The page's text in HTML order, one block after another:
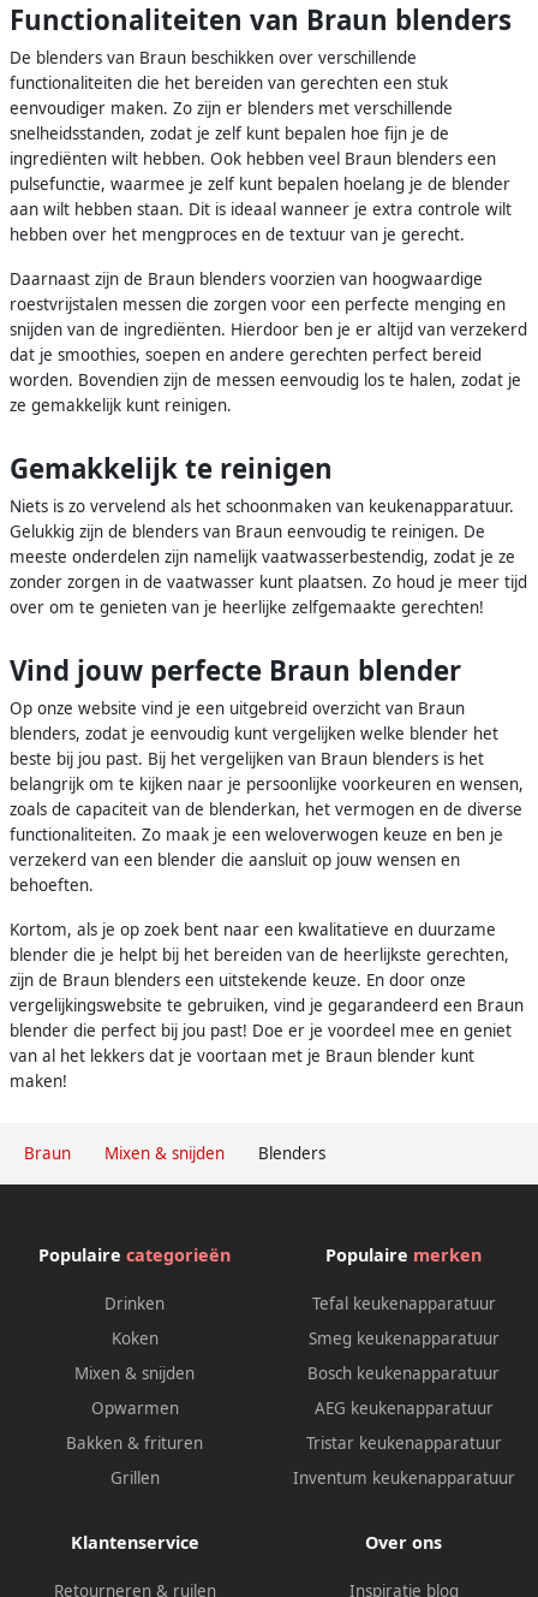
Braun Mixen & snijden Blenders
Functionaliteiten van Braun blenders
De blenders van Braun beschikken over verschillende
functionaliteiten die het bereiden van gerechten een stuk
eenvoudiger maken. Zo zijn er blenders met verschillende
snelheidsstanden, zodat je zelf kunt bepalen hoe fijn je de
ingrediënten wilt hebben. Ook hebben veel Braun blenders een
pulsefunctie, waarmee je zelf kunt bepalen hoelang je de blender
aan wilt hebben staan. Dit is ideaal wanneer je extra controle wilt
hebben over het mengproces en de textuur van je gerecht.
Daarnaast zijn de Braun blenders voorzien van hoogwaardige
roestvrijstalen messen die zorgen voor een perfecte menging en
snijden van de ingrediënten. Hierdoor ben je er altijd van verzekerd
dat je smoothies, soepen en andere gerechten perfect bereid
worden. Bovendien zijn de messen eenvoudig los te halen, zodat je
ze gemakkelijk kunt reinigen.
Gemakkelijk te reinigen
Niets is zo vervelend als het schoonmaken van keukenapparatuur.
Gelukkig zijn de blenders van Braun eenvoudig te reinigen. De
meeste onderdelen zijn namelijk vaatwasserbestendig, zodat je ze
zonder zorgen in de vaatwasser kunt plaatsen. Zo houd je meer tijd
over om te genieten van je heerlijke zelfgemaakte gerechten!
Vind jouw perfecte Braun blender
Op onze website vind je een uitgebreid overzicht van Braun
blenders, zodat je eenvoudig kunt vergelijken welke blender het
beste bij jou past. Bij het vergelijken van Braun blenders is het
belangrijk om te kijken naar je persoonlijke voorkeuren en wensen,
zoals de capaciteit van de blenderkan, het vermogen en de diverse
functionaliteiten. Zo maak je een weloverwogen keuze en ben je
verzekerd van een blender die aansluit op jouw wensen en
behoeften.
Kortom, als je op zoek bent naar een kwalitatieve en duurzame
blender die je helpt bij het bereiden van de heerlijkste gerechten,
zijn de Braun blenders een uitstekende keuze. En door onze
vergelijkingswebsite te gebruiken, vind je gegarandeerd een Braun
blender die perfect bij jou past! Doe er je voordeel mee en geniet
van al het lekkers dat je voortaan met je Braun blender kunt
maken!
Populaire categorieën
Drinken
Koken
Mixen & snijden
Opwarmen
Bakken & frituren
Grillen
Populaire merken
Tefal keukenapparatuur
Smeg keukenapparatuur
Bosch keukenapparatuur
AEG keukenapparatuur
Tristar keukenapparatuur
Inventum keukenapparatuur
Klantenservice
Retourneren & ruilen
Over ons
Inspiratie blog